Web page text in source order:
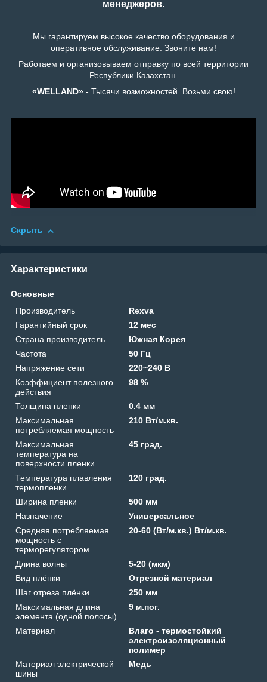
менеджеров.
Мы гарантируем высокое качество оборудования и
оперативное обслуживание. Звоните нам!
Работаем и организовываем отправку по всей территории
Республики Казахстан.
«WELLAND»- Тысячи возможностей. Возьми свою!
Скрыть
Характеристики
Основные
Производитель
Rexva
Гарантийный срок
12 мес
Страна производитель
Южная Корея
Частота
50 Гц
Напряжение сети
220~240 В
Коэффициент полезного
действия
98 %
Толщина пленки
0.4 мм
Максимальная
потребляемая мощность
210 Вт/м.кв.
Максимальная
температура на
поверхности пленки
45 град.
Температура плавления
термопленки
120 град.
Ширина пленки
500 мм
Назначение
Универсальное
Средняя потребляемая
мощность с
терморегулятором
20-60 (Вт/м.кв.) Вт/м.кв.
Длина волны
5-20 (мкм)
Вид плёнки
Отрезной материал
Шаг отреза плёнки
250 мм
Максимальная длина
элемента (одной полосы)
9 м.пог.
Материал
Влаго - термостойкий
электроизоляционный
полимер
Материал электрической
шины
Медь